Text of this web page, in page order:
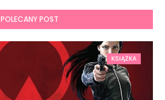
POLECANY POST
KSIĄŻKA